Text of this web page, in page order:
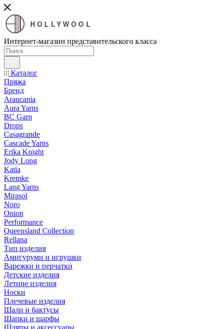
HOLLYWOOL
Интернет-магазин представительского класса
Каталог
Пряжа
Бренд
Araucania
Aura Yarns
BC Garn
Drops
Casagrande
Cascade Yarns
Erika Knight
Jody Long
Katia
Kremke
Lang Yarns
Mirasol
Noro
Onion
Performance
Queensland Collection
Rellana
Тип изделия
Амигуруми и игрушки
Варежки и перчатки
Детские изделия
Летние изделия
Носки
Плечевые изделия
Шали и бактусы
Шапки и шарфы
Шляпы и аксессуары